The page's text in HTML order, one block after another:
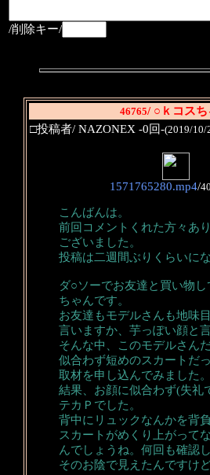
/削除キー/
46765/ ○ｋコスち
□投稿者/ NAZONEX -0回-(2019/10/
1571765280.mp4/
こんばんは。
前回コメントくれた方々あ
ございました。
投稿は二週間ぶりくらいに
ダ○ソーでお友達と買い物
ちゃんです。
お友達もモデルさんも地味
言いますか、芋っぽい顔と
そんな中、このモデルさん
似合わず短めのスカートだ
取材を申し込んでみました。
結果、お顔に似合わず(失礼
テカＰでした。
背中にリュックなんかを背
スカートがめくり上がって
んでしょうね。何回も確認
そのお陰で見えたんですけ